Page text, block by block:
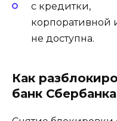
с кредитки,
корпоративной
не доступна.
Как
банк Сбербанка